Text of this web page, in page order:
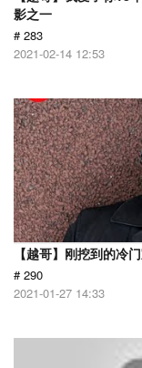
影之一
# 283
2021-02-14 12:53
【越哥】刚挖到的冷
# 290
2021-01-27 14:33